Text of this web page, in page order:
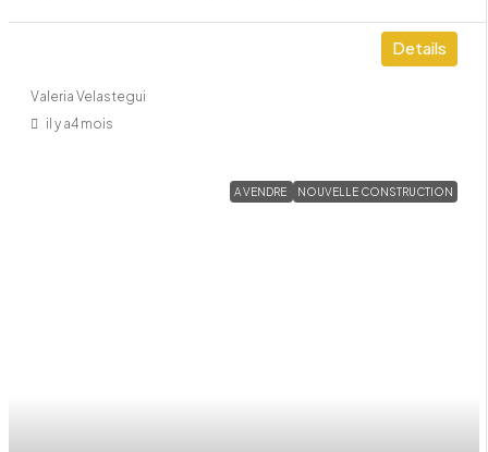
Details
Valeria Velastegui
il y a4 mois
A VENDRE NOUVELLE CONSTRUCTION